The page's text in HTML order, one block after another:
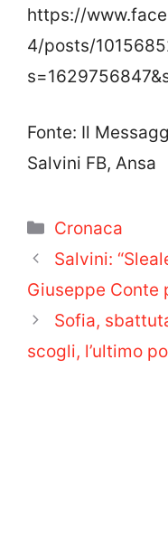
https://
4/posts/
Fonte: Il
Salvini FB, Ansa
Categorie
Cronaca
Salvini:
Giuseppe Conte
Sofia,
scogli, l’ultimo